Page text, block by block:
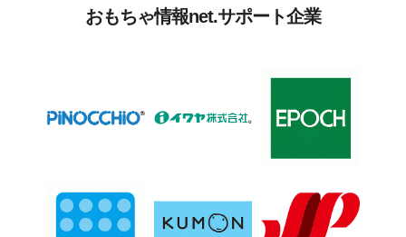
おもちゃ情報net.サポート企業